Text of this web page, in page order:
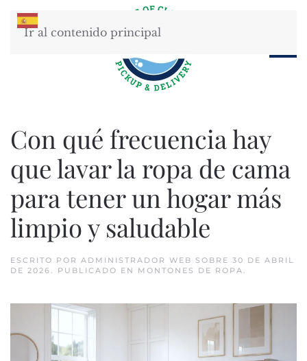
Ir al contenido principal
Con qué frecuencia hay
que lavar la ropa de cama
para tener un hogar más
limpio y saludable
ESCRITO POR ADMINISTRADOR WEB SOBRE 30 DE ABRIL
DE 2026. PUBLICADO EN MONTONES DE ROPA.